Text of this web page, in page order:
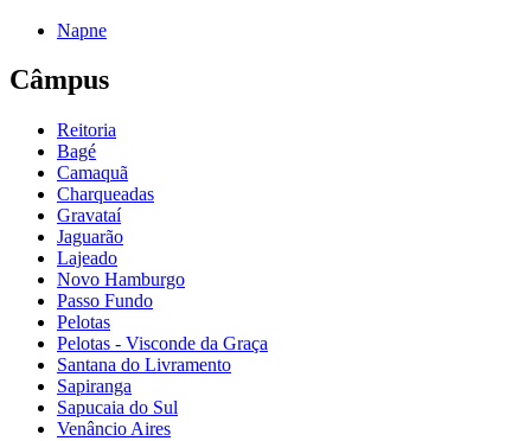
Napne
Câmpus
Reitoria
Bagé
Camaquã
Charqueadas
Gravataí
Jaguarão
Lajeado
Novo Hamburgo
Passo Fundo
Pelotas
Pelotas - Visconde da Graça
Santana do Livramento
Sapiranga
Sapucaia do Sul
Venâncio Aires